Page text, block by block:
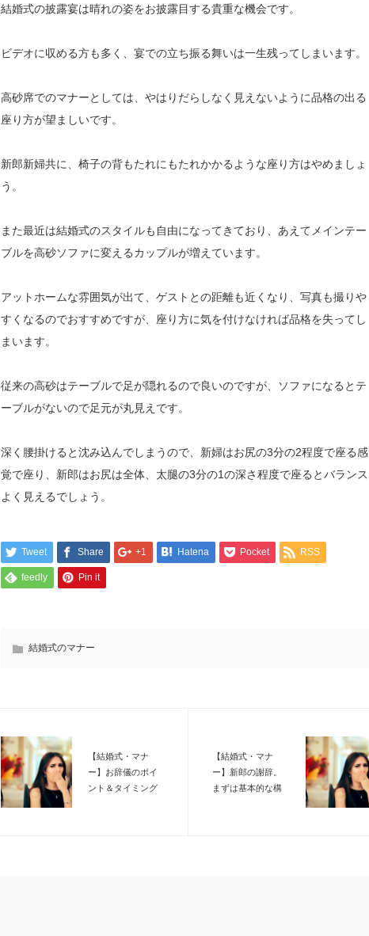
結婚式の披露宴は晴れの姿をお披露目する貴重な機会です。
ビデオに収める方も多く、宴での立ち振る舞いは一生残ってしまいます。
高砂席でのマナーとしては、やはりだらしなく見えないように品格の出る
座り方が望ましいです。
新郎新婦共に、椅子の背もたれにもたれかかるような座り方はやめましょ
う。
また最近は結婚式のスタイルも自由になってきており、あえてメインテー
ブルを高砂ソファに変えるカップルが増えています。
アットホームな雰囲気が出て、ゲストとの距離も近くなり、写真も撮りや
すくなるのでおすすめですが、座り方に気を付けなければ品格を失ってし
まいます。
従来の高砂はテーブルで足が隠れるので良いのですが、ソファになるとテ
ーブルがないので足元が丸見えです。
深く腰掛けると沈み込んでしまうので、新婦はお尻の3分の2程度で座る感
覚で座り、新郎はお尻は全体、太腿の3分の1の深さ程度で座るとバランス
よく見えるでしょう。
Tweet Share +1 Hatena Pocket RSS
feedly Pin it
結婚式のマナー
【結婚式・マナ
ー】お辞儀のポイ
ント＆タイミング
【結婚式・マナ
ー】新郎の謝辞。
まずは基本的な構